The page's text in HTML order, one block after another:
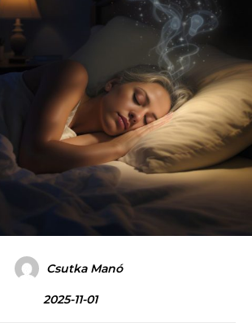
Csutka Manó
2025-11-01